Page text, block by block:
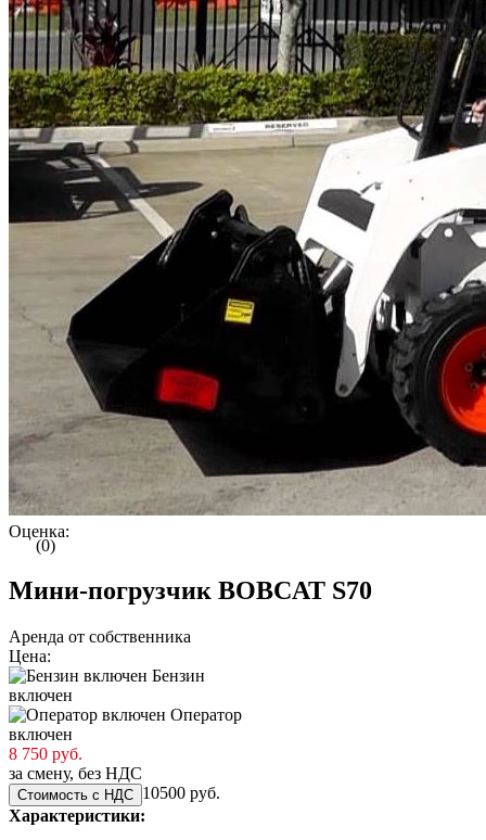
Оценка:
(0)
Мини-погрузчик BOBCAT S70
Аренда от собственника
Цена:
Бензин
включен
Оператор
включен
8 750 руб.
за смену, без НДС
Стоимость с НДС 10500 руб.
Характеристики: